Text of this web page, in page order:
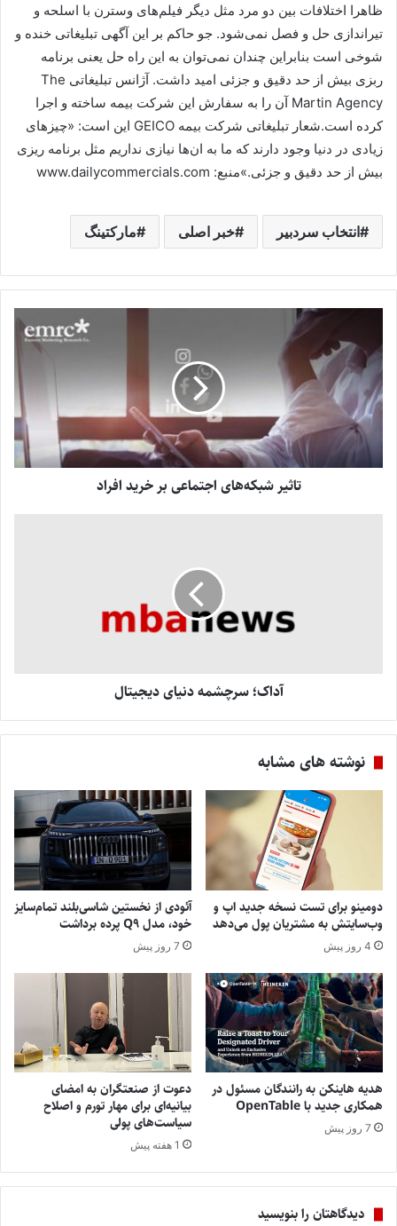
ظاهرا اختلافات بین دو مرد مثل دیگر فیلم‌های وسترن با اسلحه و
تیراندازی حل و فصل نمی‌شود. جو حاکم بر این آگهی تبلیغاتی خنده و
شوخی است بنابراین چندان نمی‌توان به این راه حل یعنی برنامه
ربزی بیش از حد دقیق و جزئی امید داشت. آژانس تبلیغاتی The
Martin Agency آن را به سفارش این شرکت بیمه ساخته و اجرا
کرده است.شعار تبلیغاتی شرکت بیمه GEICO این است: «چیز‌های
زیادی در دنیا وجود دارند که ما به ان‌ها نیازی نداریم مثل برنامه ریزی
بیش از حد دقیق و جزئی.»منبع: www.dailycommercials.com
انتخاب سردبیر خبر اصلی مارکتینگ
تاثیر شبکه‌های اجتماعی بر خرید افراد
آداک؛ سرچشمه دنیای دیجیتال
نوشته های مشابه
دومینو برای تست نسخه جدید اپ و
وب‌سایتش به مشتریان پول می‌دهد
4 روز پیش
آئودی از نخستین شاسی‌بلند تمام‌سایز
خود، مدل Q9 پرده برداشت
7 روز پیش
هدیه هاینکن به رانندگان مسئول در
همکاری جدید با OpenTable
7 روز پیش
دعوت از صنعتگران به امضای
بیانیه‌ای برای مهار تورم و اصلاح
سیاست‌های پولی
1 هفته پیش
دیدگاهتان را بنویسید